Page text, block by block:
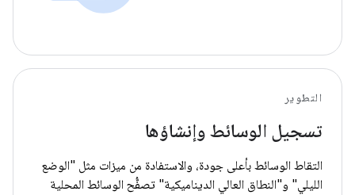
التطوير
تسجيل الوسائط وإنشاؤها
التقاط الوسائط بأعلى جودة، والاستفادة من ميزات مثل "الوضع
الليلي" و"النطاق العالي الديناميكية" تصفُّح الوسائط المحلية